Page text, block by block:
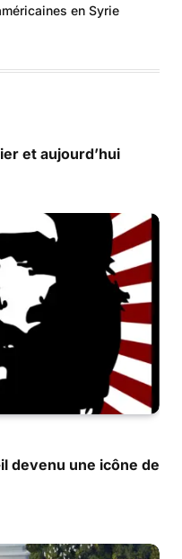
en Syrie
et aujourd’hui
devenu une icône de